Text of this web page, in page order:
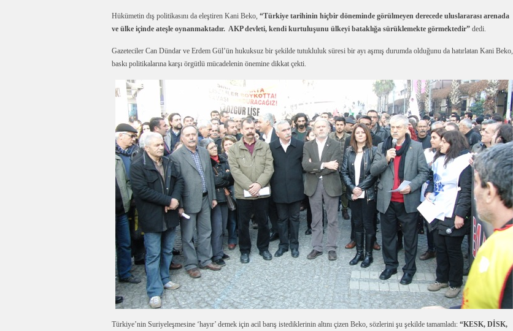
Hükümetin dış politikasını da eleştiren Kani Beko, “Türkiye tarihinin hiçbir döneminde görülmeyen derecede uluslararası arenada
ve ülke içinde ateşle oynanmaktadır. AKP devleti, kendi kurtuluşunu ülkeyi bataklığa sürüklemekte görmektedir” dedi.
Gazeteciler Can Dündar ve Erdem Gül’ün hukuksuz bir şekilde tutukluluk süresi bir ayı aşmış durumda olduğunu da hatırlatan Kani Beko,
baskı politikalarına karşı örgütlü mücadelenin önemine dikkat çekti.
Türkiye’nin Suriyeleşmesine ‘hayır’ demek için acil barış istediklerinin altını çizen Beko, sözlerini şu şekilde tamamladı: “KESK, DİSK,